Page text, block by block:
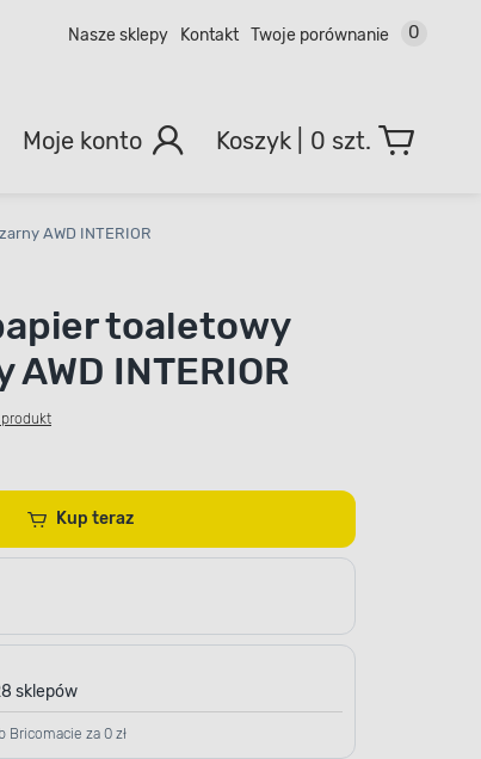
Nasze sklepy Kontakt Twoje porównanie 0
Moje konto 0 szt.
AWD INTERIOR
toaletowy
AWD INTERIOR
Kup teraz
sklepów
Bricomacie za 0 zł